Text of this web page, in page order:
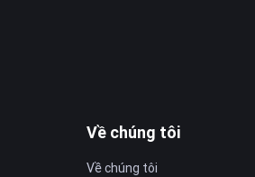
Về chúng tôi
Về chúng tôi